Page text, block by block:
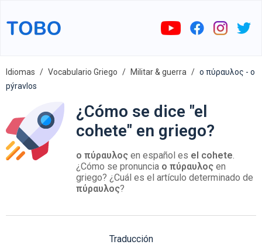
Idiomas Vocabulario Griego Militar & guerra
ο πύραυλος - o
pýravlos
¿Cómo se dice "el
cohete" en griego?
ο πύραυλος en español es el cohete.
¿Cómo se pronuncia ο πύραυλος en
griego? ¿Cuál es el artículo determinado de
πύραυλος?
Traducción